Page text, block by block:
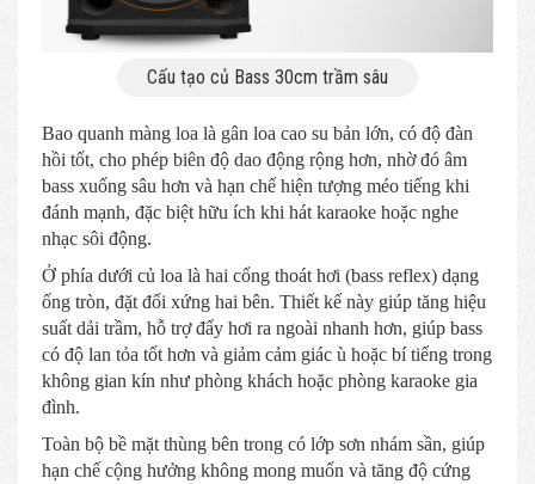
Cấu tạo củ Bass 30cm trầm sâu
Bao quanh màng loa là gân loa cao su bản lớn, có độ đàn
hồi tốt, cho phép biên độ dao động rộng hơn, nhờ đó âm
bass xuống sâu hơn và hạn chế hiện tượng méo tiếng khi
đánh mạnh, đặc biệt hữu ích khi hát karaoke hoặc nghe
nhạc sôi động.
Ở phía dưới củ loa là hai cổng thoát hơi (bass reflex) dạng
ống tròn, đặt đối xứng hai bên. Thiết kế này giúp tăng hiệu
suất dải trầm, hỗ trợ đẩy hơi ra ngoài nhanh hơn, giúp bass
có độ lan tỏa tốt hơn và giảm cảm giác ù hoặc bí tiếng trong
không gian kín như phòng khách hoặc phòng karaoke gia
đình.
Toàn bộ bề mặt thùng bên trong có lớp sơn nhám sần, giúp
hạn chế cộng hưởng không mong muốn và tăng độ cứng